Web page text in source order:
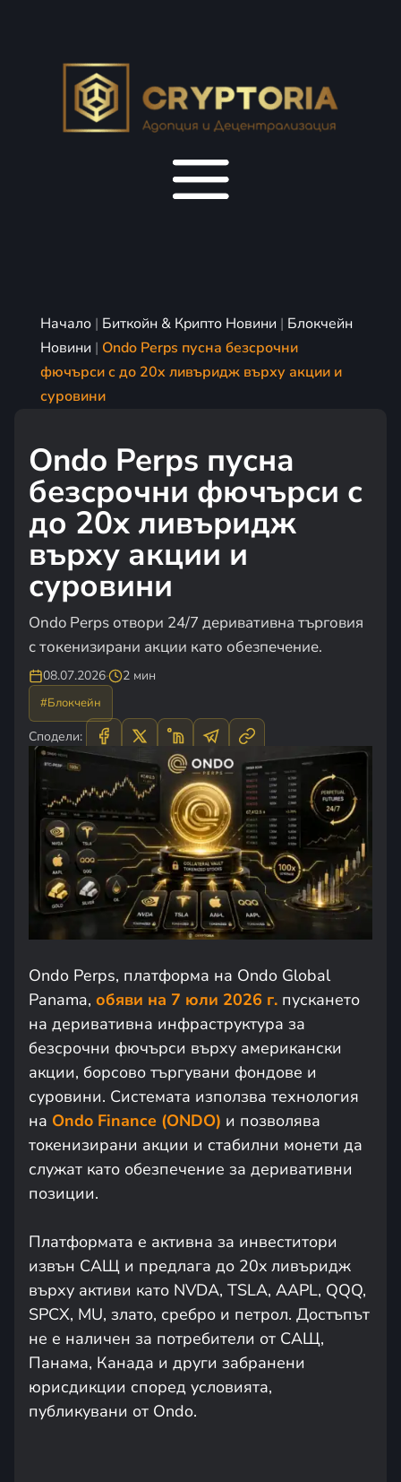
Начало| Биткойн & Крипто Новини | Блокчейн
Новини | Ondo Perps пусна безсрочни
фючърси с до 20x ливъридж върху акции и
суровини
Ondo Perps пусна
безсрочни фючърси с
до 20x ливъридж
върху акции и
суровини
Ondo Perps отвори 24/7 деривативна търговия
с токенизирани акции като обезпечение.
08.07.2026· 2 мин
#Блокчейн
Сподели:
Ondo Perps, платформа на Ondo Global
Panama, обяви на 7 юли 2026 г. пускането
на деривативна инфраструктура за
безсрочни фючърси върху американски
акции, борсово търгувани фондове и
суровини. Системата използва технология
на Ondo Finance (ONDO) и позволява
токенизирани акции и стабилни монети да
служат като обезпечение за деривативни
позиции.
Платформата е активна за инвеститори
извън САЩ и предлага до 20x ливъридж
върху активи като NVDA, TSLA, AAPL, QQQ,
SPCX, MU, злато, сребро и петрол. Достъпът
не е наличен за потребители от САЩ,
Панама, Канада и други забранени
юрисдикции според условията,
публикувани от Ondo.